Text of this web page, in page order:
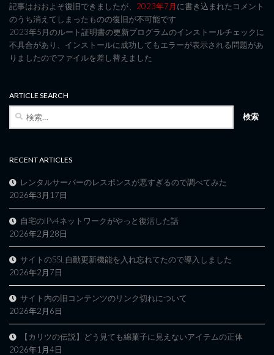
記事はおおよそ復旧できましたが、 2023年7月に書き込まれたコメント
のうち消えてしまったものの復旧が不可能です
2023年5月のルート証明書の更新プログラムのインストールチェックに
不具合があり、インストールに成功してもエラーが表示される問題があ
りましたのでファイルを差し替えました
ARTICLE SEARCH
RECENT ARTICLES
レンタルサーバーのレスポンスが悪すぎるので調べてみた
2026年3月17日
自宅のIPv4ネットワークがやっと復活した話
2026年2月28日
サイトのSSL自動更新機能を入れ忘れてたので導入しました
2026年2月7日
サイト内の旧コンテンツのリンク切れについて
2026年2月6日
【カリツの伝説】どう見ても綿菓子に見えないアイテムの正体
2026年1月4日